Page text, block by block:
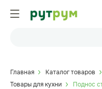
Главная Каталог товаров
Товары для кухни
Поднос